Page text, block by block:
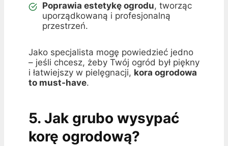
Poprawia estetykę ogrodu, tworząc
uporządkowaną i profesjonalną
przestrzeń.
Jako specjalista mogę powiedzieć jedno
– jeśli chcesz, żeby Twój ogród był piękny
i łatwiejszy w pielęgnacji, kora ogrodowa
to must-have.
5. Jak grubo wysypać
korę ogrodową?